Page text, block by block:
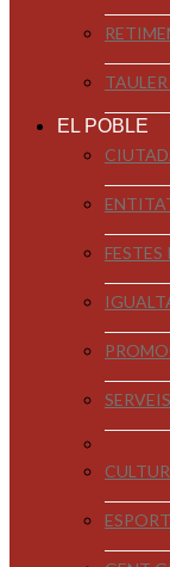
EL POBLE
FESTES